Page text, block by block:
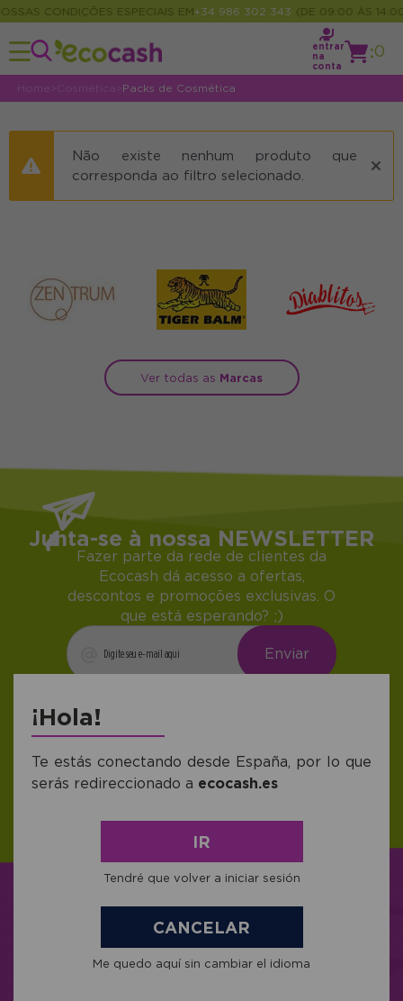
CONDIÇÕES ESPECIAIS EM+34 986 302 343 (DE 09:00 ÀS
entrar
na
conta
:0
Home Cosmética Packs de Cosmética
Não existe nenhum produto que
corresponda ao filtro selecionado.
Ver todas as Marcas
Junta-se à nossa NEWSLETTER
Fazer parte da rede de clientes da
Ecocash dá acesso a ofertas,
descontos e promoções exclusivas. O
que está esperando? ;)
novedades y tendencias por e-mail. Puedo
recogido en la
¡Hola!
Te estás conectando desde España, por lo que
serás redireccionado a ecocash.es
IR
Tendré que volver a iniciar sesión
CANCELAR
Me quedo aquí sin cambiar el idioma